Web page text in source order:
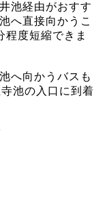
池経由がおすす
へ直接向かうこ
程度短縮できま
へ向かうバスも
池の入口に到着